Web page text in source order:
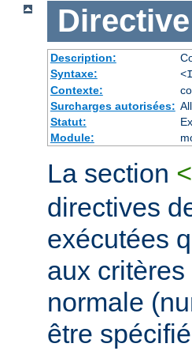
Directive
Description:
Syntaxe:
Contexte:
Surcharges autorisées: All
Statut:
Module:
La section
directives
exécutées
aux
normale
être